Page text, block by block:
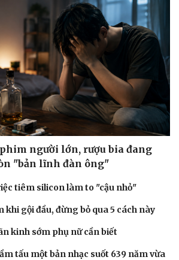
Đời sống
Nhà đẹp
Blog
người lớn, rượu bia đang
"bản lĩnh đàn ông"
tiêm silicon làm to "cậu nhỏ"
khi gội đầu, đừng bỏ qua 5 cách này
kinh sớm phụ nữ cần biết
tấu một bản nhạc suốt 639 năm vừa